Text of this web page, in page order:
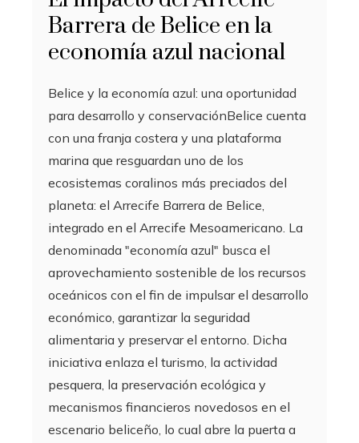
Barrera de Belice en la
economía azul nacional
Belice y la economía azul: una oportunidad
para desarrollo y conservaciónBelice cuenta
con una franja costera y una plataforma
marina que resguardan uno de los
ecosistemas coralinos más preciados del
planeta: el Arrecife Barrera de Belice,
integrado en el Arrecife Mesoamericano. La
denominada "economía azul" busca el
aprovechamiento sostenible de los recursos
oceánicos con el fin de impulsar el desarrollo
económico, garantizar la seguridad
alimentaria y preservar el entorno. Dicha
iniciativa enlaza el turismo, la actividad
pesquera, la preservación ecológica y
mecanismos financieros novedosos en el
escenario beliceño, lo cual abre la puerta a